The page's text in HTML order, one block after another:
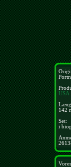
USA
142
Set:
i